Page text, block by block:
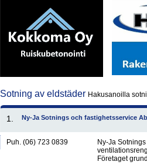
Sotning av eldstäder Hakusanoilla
1. Ny-Ja Sotnings och fastighetsservice
Puh. (06) 723 0839
Ny-Ja
Företaget